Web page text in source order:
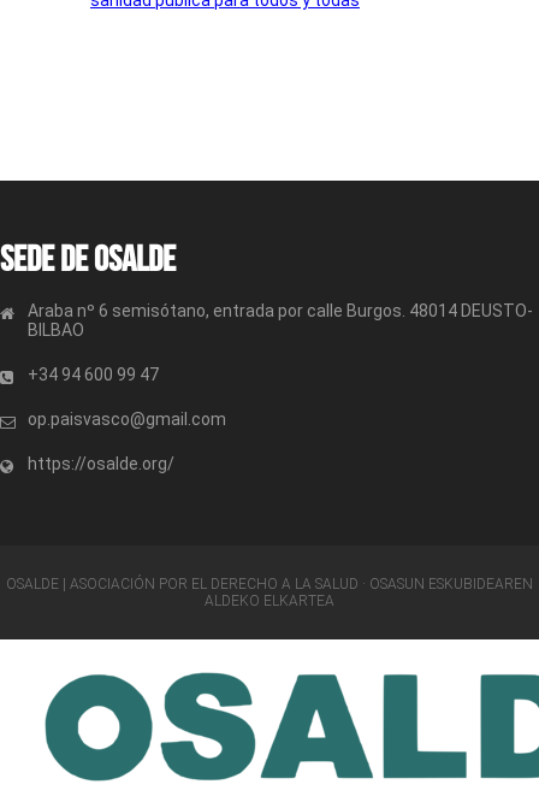
Sede de OSALDE
Araba nº 6 semisótano, entrada por calle Burgos. 48014 DEUSTO-
BILBAO
+34 94 600 99 47
op.paisvasco@gmail.com
https://osalde.org/
OSALDE | ASOCIACIÓN POR EL DERECHO A LA SALUD · OSASUN ESKUBIDEAREN
ALDEKO ELKARTEA